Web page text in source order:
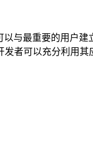
与最重要的用户
可以充分利用其